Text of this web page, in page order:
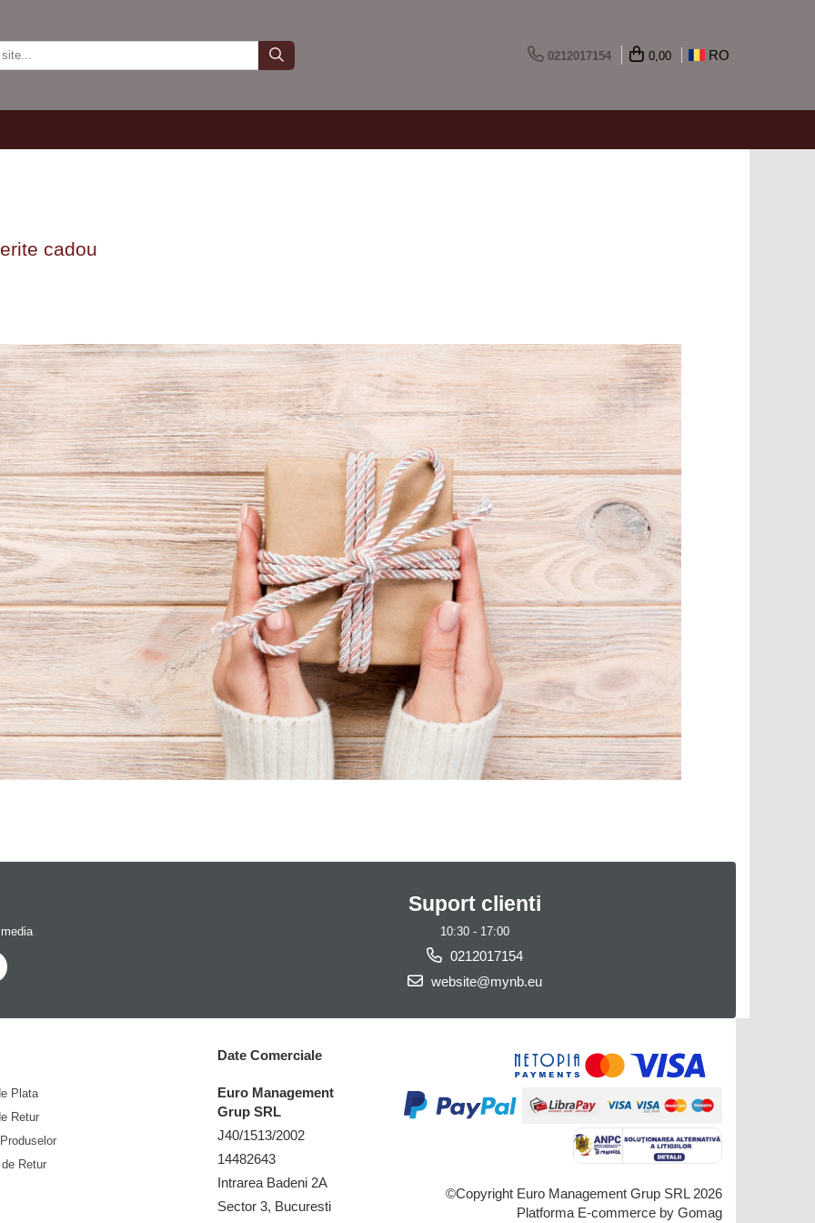
0212017154 0,00 RO
cadou
Suport clienti
10:30 - 17:00
0212017154
website@mynb.eu
Plata
Retur
Retur
Date Comerciale
Euro Management
Grup SRL
J40/1513/2002
14482643
Intrarea Badeni 2A
Sector 3, Bucuresti
©Copyright Euro Management Grup SRL 2026
Platforma E-commerce by Gomag